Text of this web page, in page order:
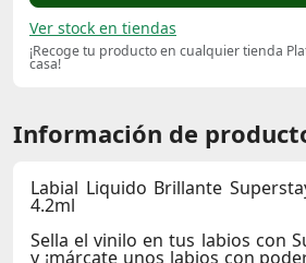
Ver stock en tiendas
¡Recoge tu producto en cualquier tienda
casa!
Información de
Labial Liquido Brillante
4.2ml
Sella el vinilo en tus labios con
y ¡márcate unos labios con